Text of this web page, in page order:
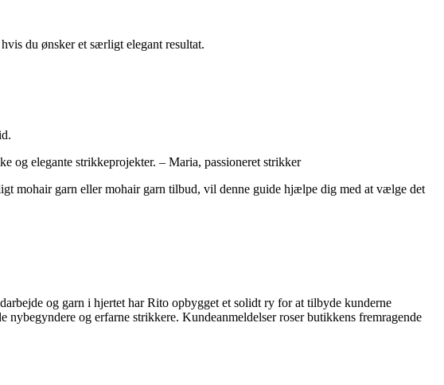
du ønsker et særligt elegant resultat.
og elegante strikkeprojekter. – Maria, passioneret strikker
mohair garn eller mohair garn tilbud, vil denne guide hjælpe dig med at vælge det
og garn i hjertet har Rito opbygget et solidt ry for at tilbyde kunderne
og erfarne strikkere. Kundeanmeldelser roser butikkens fremragende